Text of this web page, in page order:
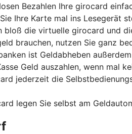
Bezahlen Ihre girocard
Ihre Karte mal ins Lesegerät
bloß die virtuelle girocard und
brauchen, nutzen Sie ganz
ist Geldabheben
Geld auszahlen, wenn mal
jederzeit die
legen Sie selbst am